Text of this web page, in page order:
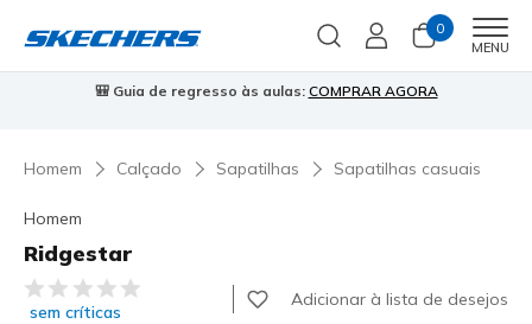
0
MENU
🎒 Guia de regresso às aulas: COMPRAR AGORA
Homem Calçado Sapatilhas Sapatilhas casuais
Homem
Ridgestar
4$7 de 5 – Classificação do cliente
sem críticas
Adicionar à lista de desejos